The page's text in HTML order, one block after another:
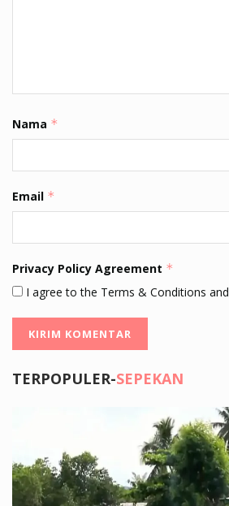
Nama *
Email *
Privacy Policy Agreement *
I agree to the Terms & Conditions and
TERPOPULER-SEPEKAN